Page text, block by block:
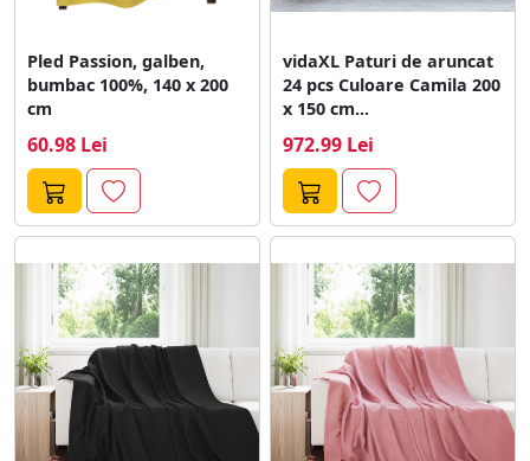
Pled Passion, galben,
bumbac 100%, 140 x 200
cm
60.98 Lei
vidaXL Paturi de aruncat
24 pcs Culoare Camila 200
x 150 cm...
972.99 Lei